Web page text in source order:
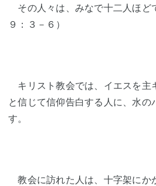
その人々は、みなで十二人ほど
９：３－６）
キリスト教会では、イエスを主
と信じて信仰告白する人に、水の
す。
教会に訪れた人は、十字架にか